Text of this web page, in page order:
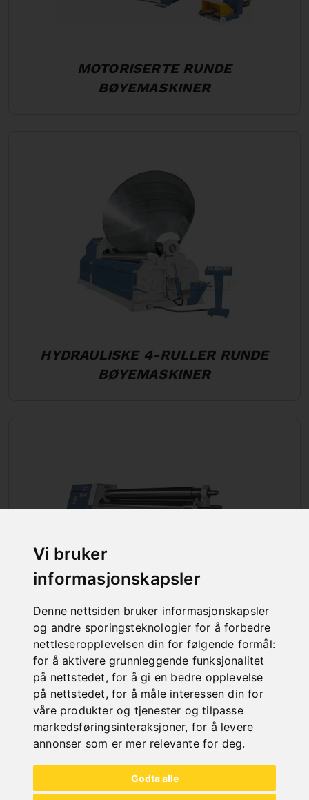
Vi bruker
informasjonskapsler
Denne nettsiden bruker informasjonskapsler
og andre sporingsteknologier for å forbedre
nettleseropplevelsen din for følgende formål:
for å aktivere grunnleggende funksjonalitet
på nettstedet,for å gi en bedre opplevelse
på nettstedet,for å måle interessen din for
våre produkter og tjenester og tilpasse
markedsføringsinteraksjoner, for å levere
annonser som er mer relevante for deg.
Godta alle
MOTORISERTE RUNDE
BØYEMASKINER
HYDRAULISKE 4-RULLER RUNDE
BØYEMASKINER
HYDRAULISKE 3-RULLER RUNDE
BØYEMASKINER